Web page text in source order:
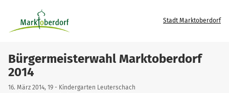
Stadt Marktoberdorf
Bürgermeisterwahl Marktoberdorf
2014
16. März 2014, 19 - Kindergarten Leuterschach